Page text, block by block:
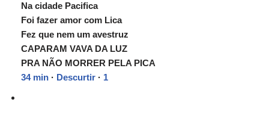
Na cidade Pacifica
Foi fazer amor com Lica
Fez que nem um avestruz
CAPARAM VAVA DA LUZ
PRA NÃO MORRER PELA PICA
34 min · Descurtir · 1